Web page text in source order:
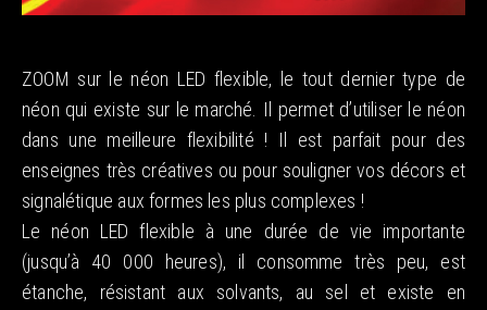
ZOOM sur le néon LED flexible, le tout dernier type de
néon qui existe sur le marché. Il permet d’utiliser le néon
dans une meilleure flexibilité ! Il est parfait pour des
enseignes très créatives ou pour souligner vos décors et
signalétique aux formes les plus complexes !
Le néon LED flexible à une durée de vie importante
(jusqu’à 40 000 heures), il consomme très peu, est
étanche, résistant aux solvants, au sel et existe en